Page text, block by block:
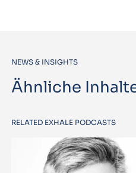
NEWS & INSIGHTS
Ähnliche
RELATED EXHALE PODCASTS